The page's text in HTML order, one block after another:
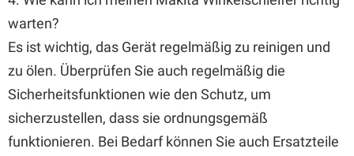
warten?
Es ist wichtig, das Gerät regelmäßig zu reinigen und
zu ölen. Überprüfen Sie auch regelmäßig die
Sicherheitsfunktionen wie den Schutz, um
sicherzustellen, dass sie ordnungsgemäß
funktionieren. Bei Bedarf können Sie auch Ersatzteile